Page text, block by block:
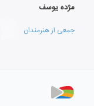
مژده یوسف
جمعی از هنرمندان